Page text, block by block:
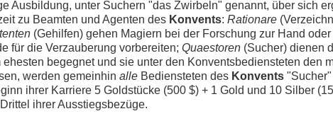
Ausbildung, unter Suchern "das Zwirbeln" genannt, über sich
zu Beamten und Agenten des Konvents: Rationare
(Gehilfen) gehen Magiern bei der Forschung zur Hand
für die Verzauberung vorbereiten; Quaestoren(Sucher) dienen
ehesten begegnet und sie unter den Konventsbediensteten den
werden gemeinhin alleBediensteten des Konvents"Sucher"
ihrer Karriere 5 Goldstücke (500 $) + 1 Gold und 10 Silber
ihrer Ausstiegsbezüge.